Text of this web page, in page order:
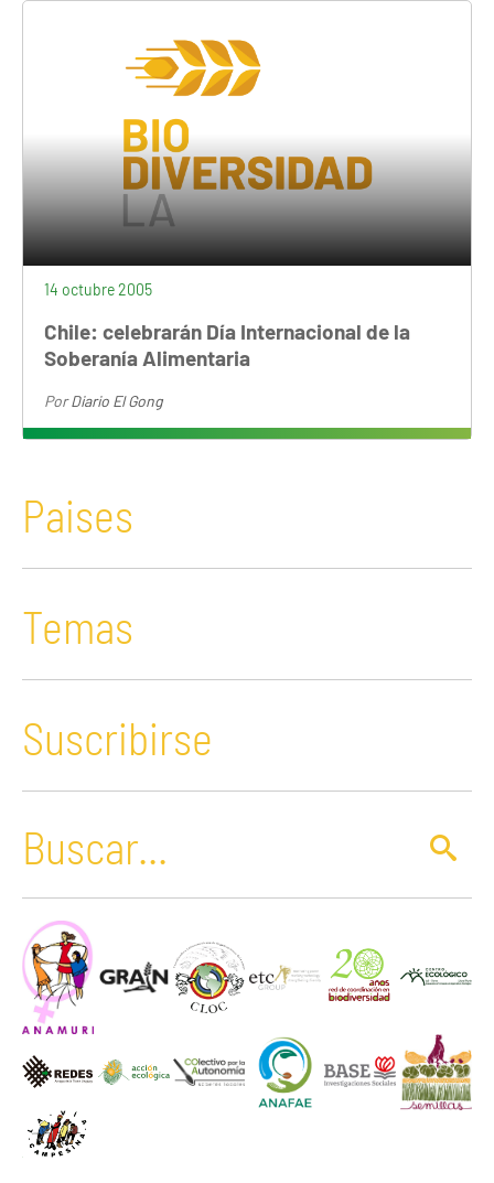
14 octubre 2005
Chile: celebrarán Día Internacional de la
Soberanía Alimentaria
PorDiario El Gong
Paises
Temas
Suscribirse